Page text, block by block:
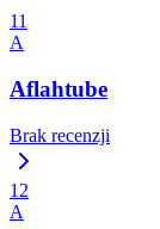
11
A
Aflahtube
Brak recenzji
12
A